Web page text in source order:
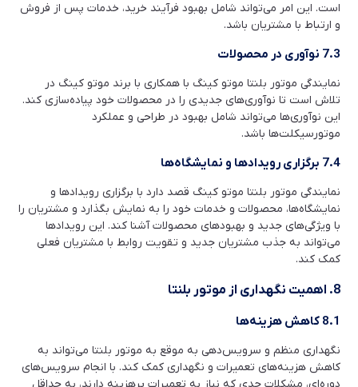
است. این امر می‌تواند شامل بهبود فرآیند خرید، خدمات پس از فروش
و ارتباط با مشتریان باشد.
7.3 نوآوری در محصولات
نمایندگی موتور بلنتا موتو کینگ با همکاری با برند موتو کینگ در
تلاش است تا نوآوری‌های جدیدی را در محصولات خود پیاده‌سازی کند.
این نوآوری‌ها می‌تواند شامل بهبود در طراحی و عملکرد
موتورسیکلت‌ها باشد.
7.4 برگزاری رویدادها و نمایشگاه‌ها
نمایندگی موتور بلنتا موتو کینگ قصد دارد با برگزاری رویدادها و
نمایشگاه‌ها، محصولات و خدمات خود را به نمایش بگذارد و مشتریان را
با ویژگی‌های جدید و بهبودهای محصولات آشنا کند. این رویدادها
می‌تواند به جذب مشتریان جدید و تقویت روابط با مشتریان فعلی
کمک کند.
8. اهمیت نگهداری از موتور بلنتا
8.1 کاهش هزینه‌ها
نگهداری منظم و سرویس‌دهی به موقع به موتور بلنتا می‌تواند به
کاهش هزینه‌های تعمیرات و نگهداری کمک کند. با انجام سرویس‌های